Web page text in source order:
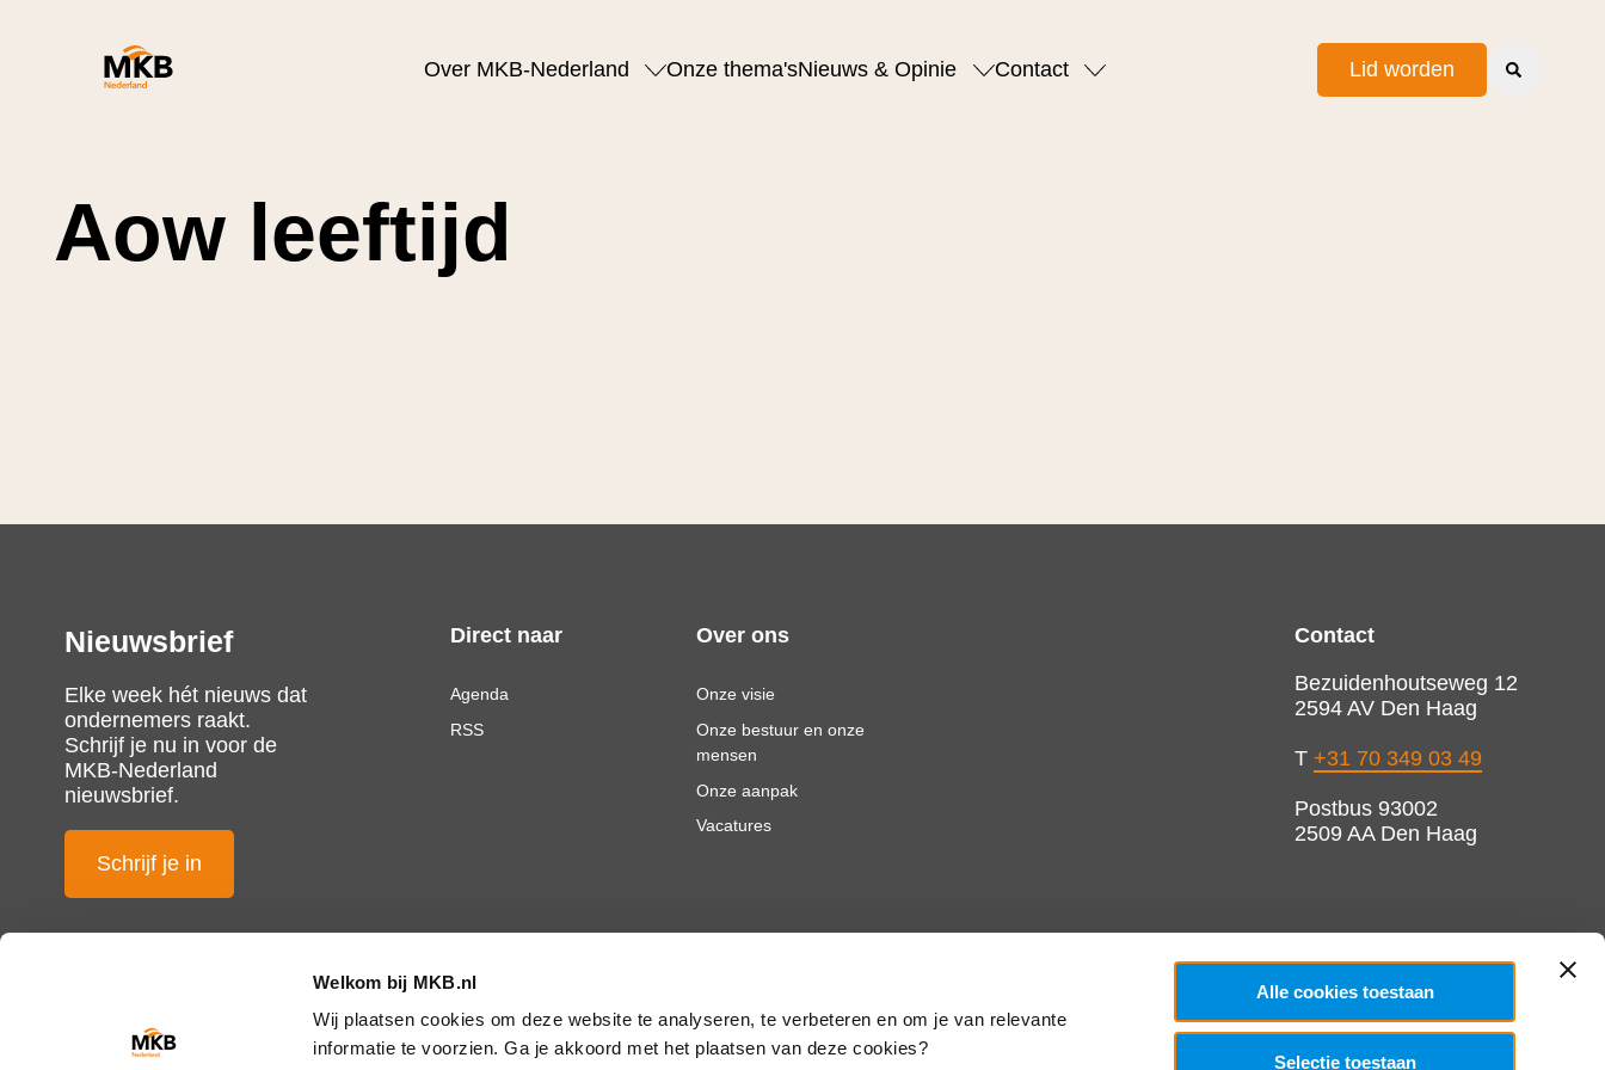
Welkom bij MKB.nl
Wij plaatsen cookies om deze website te analyseren, te verbeteren en om je van relevante
informatie te voorzien. Ga je akkoord met het plaatsen van deze cookies?
Alle cookies toestaan
Selectie toestaan
Over MKB-Nederland Onze thema'sNieuws & Opinie Contact Lid worden
Aow leeftijd
Nieuwsbrief
Elke week hét nieuws dat
ondernemers raakt.
Schrijf je nu in voor de
MKB-Nederland
nieuwsbrief.
Schrijf je in
Direct naar
Agenda
RSS
Over ons
Onze visie
Onze bestuur en onze
mensen
Onze aanpak
Vacatures
Contact
Bezuidenhoutseweg 12
2594 AV Den Haag
T +31 70 349 03 49
Postbus 93002
2509 AA Den Haag